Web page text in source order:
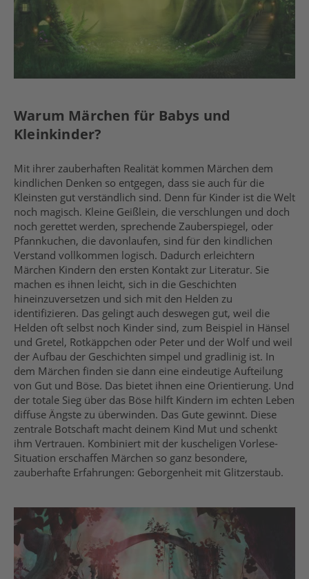
Warum Märchen für Babys und
Kleinkinder?
Mit ihrer zauberhaften Realität kommen Märchen dem
kindlichen Denken so entgegen, dass sie auch für die
Kleinsten gut verständlich sind. Denn für Kinder ist die Welt
noch magisch. Kleine Geißlein, die verschlungen und doch
noch gerettet werden, sprechende Zauberspiegel, oder
Pfannkuchen, die davonlaufen, sind für den kindlichen
Verstand vollkommen logisch. Dadurch erleichtern
Märchen Kindern den ersten Kontakt zur Literatur. Sie
machen es ihnen leicht, sich in die Geschichten
hineinzuversetzen und sich mit den Helden zu
identifizieren. Das gelingt auch deswegen gut, weil die
Helden oft selbst noch Kinder sind, zum Beispiel in Hänsel
und Gretel, Rotkäppchen oder Peter und der Wolf und weil
der Aufbau der Geschichten simpel und gradlinig ist. In
dem Märchen finden sie dann eine eindeutige Aufteilung
von Gut und Böse. Das bietet ihnen eine Orientierung. Und
der totale Sieg über das Böse hilft Kindern im echten Leben
diffuse Ängste zu überwinden. Das Gute gewinnt. Diese
zentrale Botschaft macht deinem Kind Mut und schenkt
ihm Vertrauen. Kombiniert mit der kuscheligen Vorlese-
Situation erschaffen Märchen so ganz besondere,
zauberhafte Erfahrungen: Geborgenheit mit Glitzerstaub.